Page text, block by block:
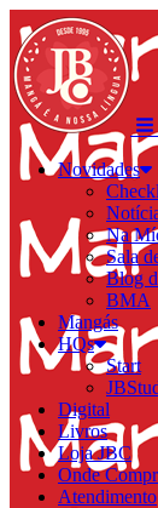
Novidades
Na
Sala
Blog
BMA
Mangás
HQs
Start
Digital
Livros
Loja JBC
Onde
Atendimento